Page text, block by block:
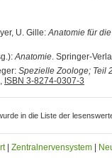
U. Gille:Anatomie für
Anatomie. Springer-
Spezielle Zoologe; Teil
ISBN 3-8274-0307-3
in die Liste der
| Zentralnervensystem |